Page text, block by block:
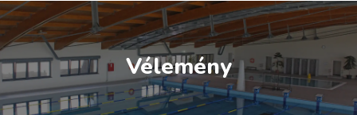
Vélemény
NYITVATARTÁS
SZOLGÁLTATÁSOK
ÁRLISTA
MEDENCÉINK
HÍREK